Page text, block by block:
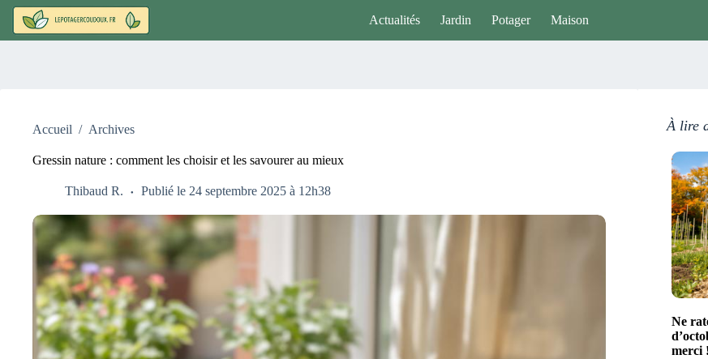
Passer
contenu
Actualités Jardin Potager Maison
Accueil / Archives
Gressin nature : comment les choisir et les savourer au mieux
Thibaud R. Publié le 24 septembre 2025 à 12h38
À lire
Ne
merci !